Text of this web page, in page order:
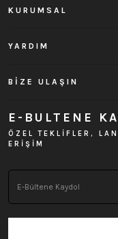
KURUMSAL
YARDIM
BİZE ULAŞIN
E-BULTENE
ÖZEL TEKLİFLER,
ERİŞİM